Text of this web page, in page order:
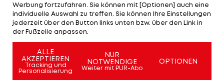
Werbung fortzufahren. Sie können mit [Optionen] auch eine
individuelle Auswahl zu treffen. Sie können Ihre Einstellungen
jederzeit über den Button links unten bzw. über den Link in
der Fußzeile anpassen.
ALLE
AKZEPTIEREN
Tracking und
Personalisierung
NUR
NOTWENDIGE
Weiter mit PUR-Abo
OPTIONEN